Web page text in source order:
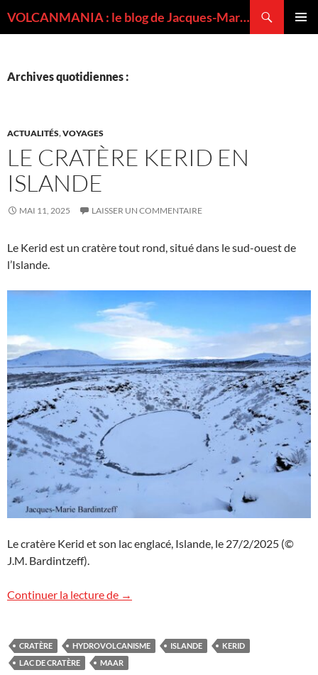
VOLCANMANIA : le blog de Jacques-Marie BARDINTZEFF, volcanologue
Archives quotidiennes :
ACTUALITÉS,VOYAGES
LE CRATÈRE KERID EN
ISLANDE
MAI 11, 2025 LAISSER UN COMMENTAIRE
Le Kerid est un cratère tout rond, situé dans le sud-ouest de
l’Islande.
Le cratère Kerid et son lac englacé, Islande, le 27/2/2025 (©
J.M. Bardintzeff).
Continuer la lecture de Le cratère Kerid en Islande
→
CRATÈRE HYDROVOLCANISME ISLANDE
KERID
LAC DE CRATÈRE
MAAR